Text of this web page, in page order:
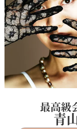
最高級
青